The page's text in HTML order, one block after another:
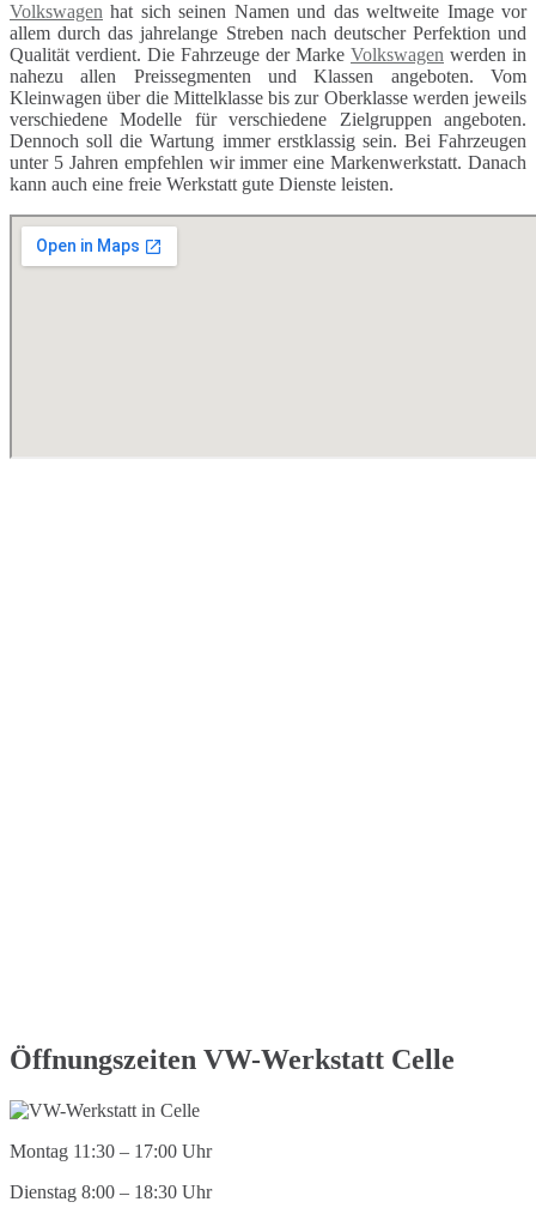
Volkswagen hat sich seinen Namen und das weltweite Image vor
allem durch das jahrelange Streben nach deutscher Perfektion und
Qualität verdient. Die Fahrzeuge der Marke Volkswagen werden in
nahezu allen Preissegmenten und Klassen angeboten. Vom
Kleinwagen über die Mittelklasse bis zur Oberklasse werden jeweils
verschiedene Modelle für verschiedene Zielgruppen angeboten.
Dennoch soll die Wartung immer erstklassig sein. Bei Fahrzeugen
unter 5 Jahren empfehlen wir immer eine Markenwerkstatt. Danach
kann auch eine freie Werkstatt gute Dienste leisten.
Öffnungszeiten VW-Werkstatt Celle
Montag 11:30 – 17:00 Uhr
Dienstag 8:00 – 18:30 Uhr